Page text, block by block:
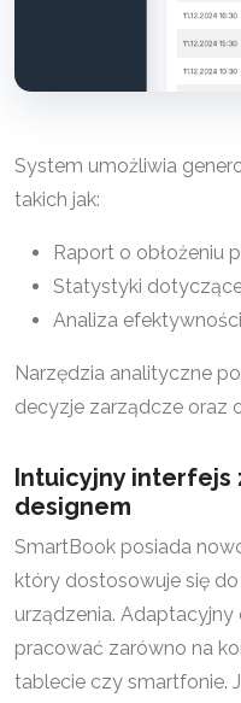
System umożliwia
takich jak:
Raport o obłożeniu
Statystyki
Analiza
Narzędzia analityczne
decyzje zarządcze oraz
Intuicyjny interfejs
designem
SmartBook posiada
który dostosowuje się
urządzenia.
pracować zarówno na
tablecie czy smartfonie.